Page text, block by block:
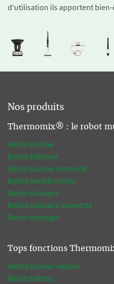
d'utilisation ils apportent bien-
Nos produits
Thermomix® : le robot
Robot cuisine
Robot pâtissier
Robot cuisine connecté
Robot multifonction
Robot culinaire
Robot culinaire connecté
Robot ménager
Tops fonctions
Robot cuiseur vapeur
Robot batteur